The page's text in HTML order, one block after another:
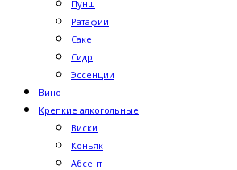
Пунш
Ратафии
Саке
Сидр
Эссенции
Вино
Крепкие алкогольные
Виски
Коньяк
Абсент